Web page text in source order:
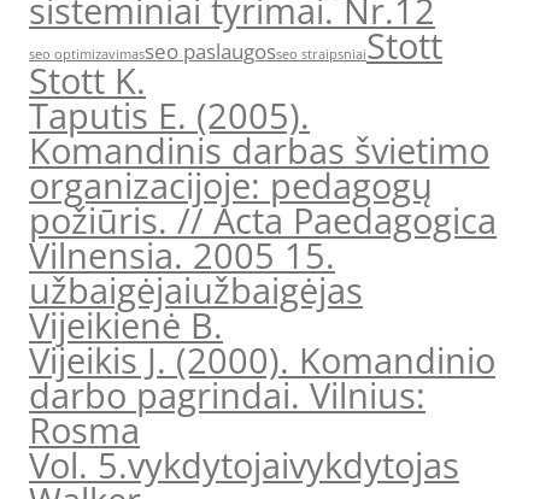
sisteminiai tyrimai. Nr.12
seo optimizavimasseo paslaugosseo straipsniaiStott
Stott K.
Taputis E. (2005).
Komandinis darbas švietimo
organizacijoje: pedagogų
požiūris. // Acta Paedagogica
Vilnensia. 2005 15.
užbaigėjaiužbaigėjas
Vijeikienė B.
Vijeikis J. (2000). Komandinio
darbo pagrindai. Vilnius:
Rosma
Vol. 5.vykdytojaivykdytojas